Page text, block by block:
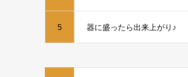
5 器に盛ったら出来上がり♪